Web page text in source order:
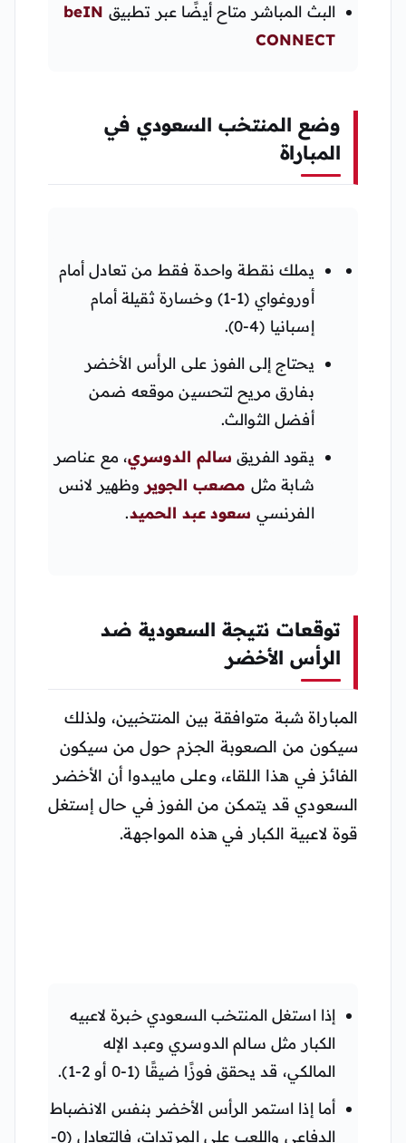
البث المباشر متاح أيضًا عبر تطبيق beIN
CONNECT
وضع المنتخب السعودي في
المباراة
يملك نقطة واحدة فقط من تعادل أمام
أوروغواي (1-1) وخسارة ثقيلة أمام
إسبانيا (4-0).
يحتاج إلى الفوز على الرأس الأخضر
بفارق مريح لتحسين موقعه ضمن
أفضل الثوالث.
يقود الفريق سالم الدوسري، مع عناصر
شابة مثل مصعب الجوير وظهير لانس
الفرنسي سعود عبد الحميد.
توقعات نتيجة السعودية ضد
الرأس الأخضر
المباراة شبة متوافقة بين المنتخبين، ولذلك
سيكون من الصعوبة الجزم حول من سيكون
الفائز في هذا اللقاء، وعلى مايبدوا أن الأخضر
السعودي قد يتمكن من الفوز في حال إستغل
قوة لاعبية الكبار في هذه المواجهة.
إذا استغل المنتخب السعودي خبرة لاعبيه
الكبار مثل سالم الدوسري وعبد الإله
المالكي، قد يحقق فوزًا ضيقًا (1-0 أو 2-1).
أما إذا استمر الرأس الأخضر بنفس الانضباط
الدفاعي واللعب على المرتدات، فالتعادل (0-